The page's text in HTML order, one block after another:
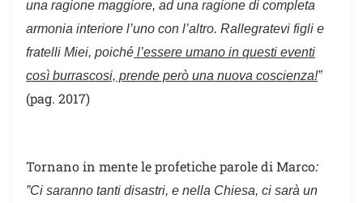
una ragione maggiore, ad una ragione di completa
armonia interiore l’uno con l’altro. Rallegratevi figli e
fratelli Miei, poiché l’essere umano in questi eventi
così burrascosi, prende però una nuova coscienza!”
(pag. 2017)
Tornano in mente le profetiche parole di Marco:
”Ci saranno tanti disastri, e nella Chiesa, ci sarà un